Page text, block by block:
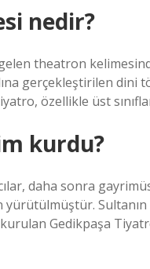
nedir?
theatron
gerçekleştirilen dini
özellikle üst
kurdu?
daha sonra
Gedikpaşa